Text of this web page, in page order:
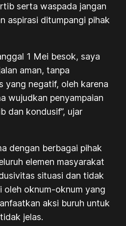
serta waspada jangan
aspirasi ditumpangi pihak
1 Mei besok, saya
aman, tanpa
yang negatif, oleh karena
wujudkan penyampaian
dan kondusif”, ujar
dengan berbagai pihak
elemen masyarakat
situasi dan tidak
oleh oknum-oknum yang
aksi buruh untuk
jelas.